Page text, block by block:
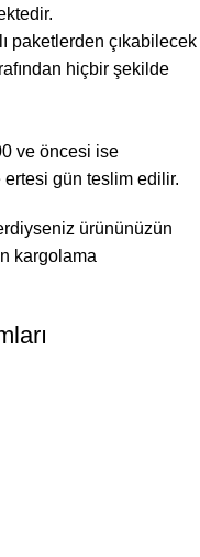
paketlerden çıkabilecek
hiçbir şekilde
ve öncesi ise
gün teslim edilir.
ürününüzün
kargolama